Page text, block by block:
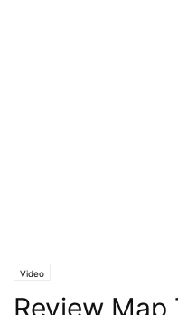
Video
Review